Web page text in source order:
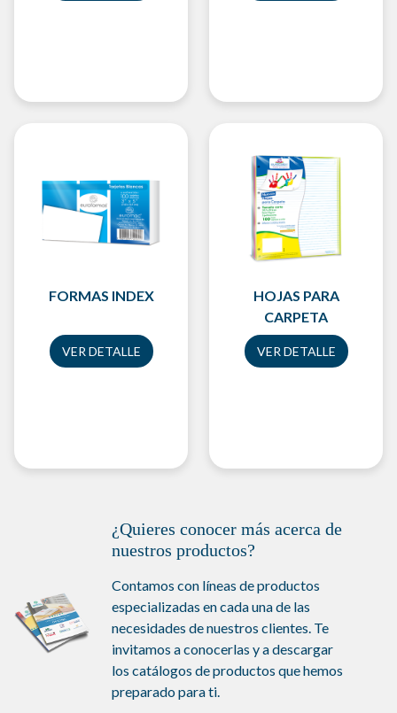
FORMAS INDEX
VER DETALLE
HOJAS PARA
CARPETA
VER DETALLE
¿Quieres conocer más acerca de
nuestros productos?
Contamos con líneas de productos
especializadas en cada una de las
necesidades de nuestros clientes. Te
invitamos a conocerlas y a descargar
los catálogos de productos que hemos
preparado para ti.